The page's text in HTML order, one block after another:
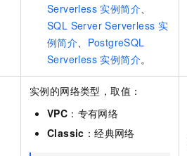
Serverless 实例简介
SQL Server Serverless 实
例简介
PostgreSQL
Serverless 实例简介。
实例的网络类型，取值：
VPC ：专有网络
Classic ：经典网络